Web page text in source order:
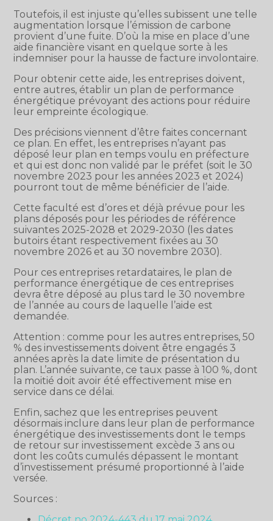
Toutefois, il est injuste qu’elles subissent une telle
augmentation lorsque l’émission de carbone
provient d’une fuite. D’où la mise en place d’une
aide financière visant en quelque sorte à les
indemniser pour la hausse de facture involontaire.
Pour obtenir cette aide, les entreprises doivent,
entre autres, établir un plan de performance
énergétique prévoyant des actions pour réduire
leur empreinte écologique.
Des précisions viennent d’être faites concernant
ce plan. En effet, les entreprises n’ayant pas
déposé leur plan en temps voulu en préfecture
et qui est donc non validé par le préfet (soit le 30
novembre 2023 pour les années 2023 et 2024)
pourront tout de même bénéficier de l’aide.
Cette faculté est d’ores et déjà prévue pour les
plans déposés pour les périodes de référence
suivantes 2025-2028 et 2029-2030 (les dates
butoirs étant respectivement fixées au 30
novembre 2026 et au 30 novembre 2030).
Pour ces entreprises retardataires, le plan de
performance énergétique de ces entreprises
devra être déposé au plus tard le 30 novembre
de l’année au cours de laquelle l’aide est
demandée.
Attention : comme pour les autres entreprises, 50
% des investissements doivent être engagés 3
années après la date limite de présentation du
plan. L’année suivante, ce taux passe à 100 %, dont
la moitié doit avoir été effectivement mise en
service dans ce délai.
Enfin, sachez que les entreprises peuvent
désormais inclure dans leur plan de performance
énergétique des investissements dont le temps
de retour sur investissement excède 3 ans ou
dont les coûts cumulés dépassent le montant
d’investissement présumé proportionné à l’aide
versée.
Sources :